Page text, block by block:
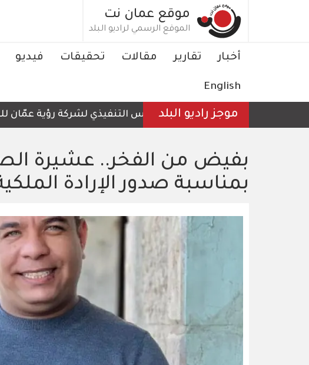
موقع عمان نت
الموقع الرسمي لراديو البلد
Main
أخبار تقارير مقالات تحقيقات فيديو
English
موجز راديو البلدالرئيس التنفيذي لشركة رؤية عمّان
بفيض من الفخر.. عشيرة
بمناسبة صدور الإرادة